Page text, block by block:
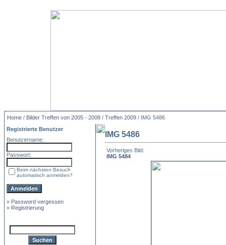
Home / Bilder Treffen von 2005 - 2008 / Treffen 2009 / IMG 5486
Registrierte Benutzer
Benutzername:
Passwort:
Beim nächsten Besuch
automatisch anmelden?
» Password vergessen
» Registrierung
IMG 5486
Vorheriges Bild:
IMG 5484